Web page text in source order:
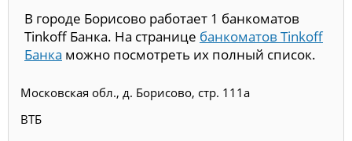
В городе Борисово работает 1 банкоматов
Tinkoff Банка. На странице банкоматов Tinkoff
Банка можно посмотреть их полный список.
Московская обл., д. Борисово, стр. 111а
ВТБ